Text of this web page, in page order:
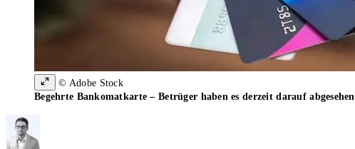
© Adobe Stock
Begehrte Bankomatkarte – Betrüger haben es derzeit darauf abgesehen